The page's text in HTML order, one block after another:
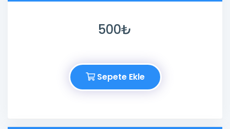
500₺
Sepete Ekle